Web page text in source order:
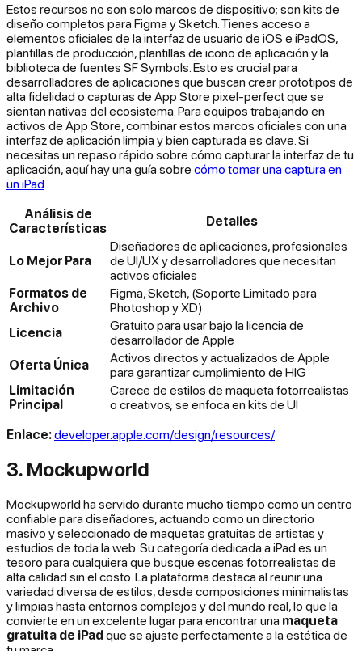
Estos recursos no son solo marcos de dispositivo; son kits de
diseño completos para Figma y Sketch. Tienes acceso a
elementos oficiales de la interfaz de usuario de iOS e iPadOS,
plantillas de producción, plantillas de icono de aplicación y la
biblioteca de fuentes SF Symbols. Esto es crucial para
desarrolladores de aplicaciones que buscan crear prototipos de
alta fidelidad o capturas de App Store pixel-perfect que se
sientan nativas del ecosistema. Para equipos trabajando en
activos de App Store, combinar estos marcos oficiales con una
interfaz de aplicación limpia y bien capturada es clave. Si
necesitas un repaso rápido sobre cómo capturar la interfaz de tu
aplicación, aquí hay una guía sobre cómo tomar una captura en
un iPad
Análisis de
Características
Detalles
Lo Mejor Para
Diseñadores de aplicaciones, profesionales
de UI/UX y desarrolladores que necesitan
activos oficiales
Formatos de
Archivo
Figma, Sketch, (Soporte Limitado para
Photoshop y XD)
Licencia
Gratuito para usar bajo la licencia de
desarrollador de Apple
Oferta Única
Activos directos y actualizados de Apple
para garantizar cumplimiento de HIG
Limitación
Principal
Carece de estilos de maqueta fotorrealistas
o creativos; se enfoca en kits de UI
Enlace:developer.apple.com/design/resources/
3. Mockupworld
Mockupworld ha servido durante mucho tiempo como un centro
confiable para diseñadores, actuando como un directorio
masivo y seleccionado de maquetas gratuitas de artistas y
estudios de toda la web. Su categoría dedicada a iPad es un
tesoro para cualquiera que busque escenas fotorrealistas de
alta calidad sin el costo. La plataforma destaca al reunir una
variedad diversa de estilos, desde composiciones minimalistas
y limpias hasta entornos complejos y del mundo real, lo que la
convierte en un excelente lugar para encontrar una maqueta
gratuita de iPadque se ajuste perfectamente a la estética de